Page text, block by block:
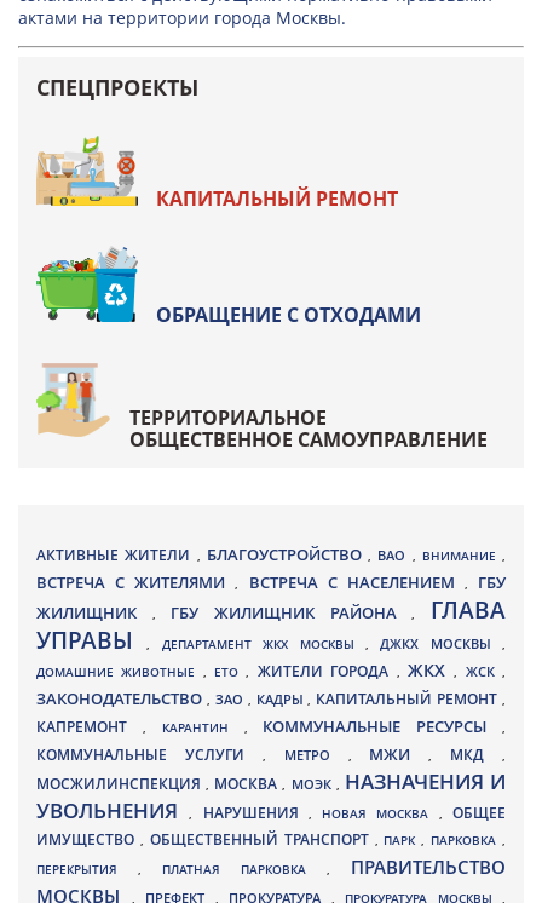
актами на территории города Москвы.
СПЕЦПРОЕКТЫ
КАПИТАЛЬНЫЙ РЕМОНТ
ОБРАЩЕНИЕ С ОТХОДАМИ
ТЕРРИТОРИАЛЬНОЕ
ОБЩЕСТВЕННОЕ САМОУПРАВЛЕНИЕ
АКТИВНЫЕ ЖИТЕЛИ , БЛАГОУСТРОЙСТВО , ВАО , ВНИМАНИЕ ,
ВСТРЕЧА С ЖИТЕЛЯМИ, ВСТРЕЧА С НАСЕЛЕНИЕМ , ГБУ
ЖИЛИЩНИК
, ГБУ ЖИЛИЩНИК РАЙОНА, ГЛАВА
УПРАВЫ, ДЕПАРТАМЕНТ ЖКХ МОСКВЫ ,ДЖКХ МОСКВЫ ,
ДОМАШНИЕ ЖИВОТНЫЕ , ЕТО, ЖИТЕЛИ ГОРОДА , ЖКХ, ЖСК,
ЗАКОНОДАТЕЛЬСТВО , ЗАО , КАДРЫ, КАПИТАЛЬНЫЙ РЕМОНТ ,
КАПРЕМОНТ , КАРАНТИН , КОММУНАЛЬНЫЕ РЕСУРСЫ,
КОММУНАЛЬНЫЕ УСЛУГИ , МЕТРО , МЖИ, МКД ,
МОСЖИЛИНСПЕКЦИЯ, МОСКВА , МОЭК , НАЗНАЧЕНИЯ И
УВОЛЬНЕНИЯ, НАРУШЕНИЯ , НОВАЯ МОСКВА ,ОБЩЕЕ
ИМУЩЕСТВО , ОБЩЕСТВЕННЫЙ ТРАНСПОРТ , ПАРК, ПАРКОВКА ,
ПЕРЕКРЫТИЯ , ПЛАТНАЯ ПАРКОВКА , ПРАВИТЕЛЬСТВО
МОСКВЫ
, ПРЕФЕКТ , ПРОКУРАТУРА , ПРОКУРАТУРА МОСКВЫ ,